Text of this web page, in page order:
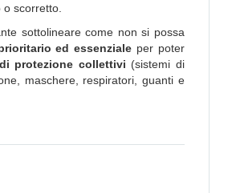
scorretto.
sottolineare come non si possa
ed essenziale per poter
protezione collettivi (sistemi di
maschere, respiratori, guanti e